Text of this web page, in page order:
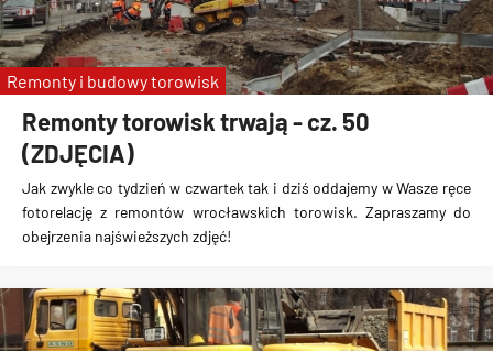
Remonty torowisk trwają - cz. 50
(ZDJĘCIA)
Jak zwykle co tydzień w czwartek tak i dziś oddajemy w Wasze ręce
fotorelację z remontów wrocławskich torowisk. Zapraszamy do
obejrzenia najświeższych zdjęć!
Remonty i budowy torowisk